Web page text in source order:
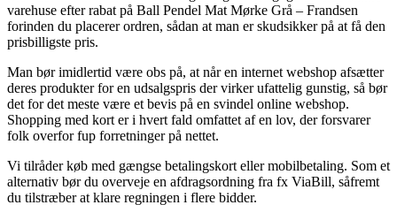
varehuse efter rabat på Ball Pendel Mat Mørke Grå – Frandsen
forinden du placerer ordren, sådan at man er skudsikker på at få den
prisbilligste pris.
Man bør imidlertid være obs på, at når en internet webshop afsætter
deres produkter for en udsalgspris der virker ufattelig gunstig, så bør
det for det meste være et bevis på en svindel online webshop.
Shopping med kort er i hvert fald omfattet af en lov, der forsvarer
folk overfor fup forretninger på nettet.
Vi tilråder køb med gængse betalingskort eller mobilbetaling. Som et
alternativ bør du overveje en afdragsordning fra fx ViaBill, såfremt
du tilstræber at klare regningen i flere bidder.